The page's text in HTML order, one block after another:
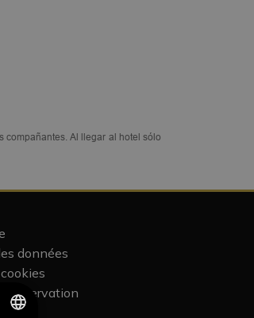
compañantes. Al llegar al hotel sólo
données
réservation